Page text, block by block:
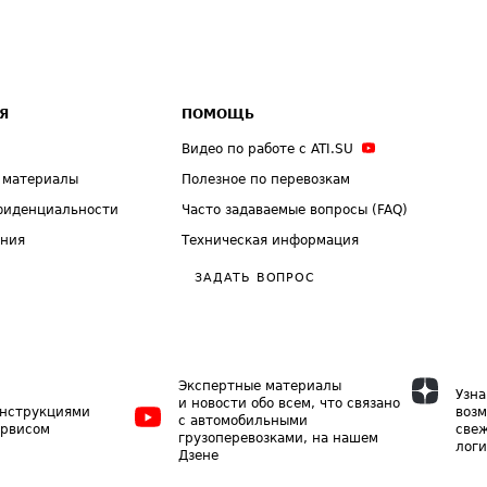
ПОМОЩЬ
Видео по работе с ATI.SU
Полезное по перевозкам
Часто задаваемые вопросы (FAQ)
Техническая информация
ЗАДАТЬ ВОПРОС
Экспертные материалы
и новости обо всем, что связано
с автомобильными
грузоперевозками, на нашем
Дзене